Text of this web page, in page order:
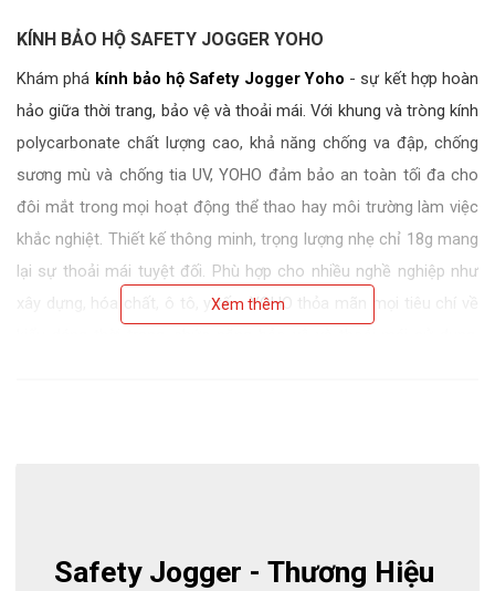
KÍNH BẢO HỘ SAFETY JOGGER YOHO
Khám phá kính bảo hộ Safety Jogger Yoho - sự kết hợp hoàn
hảo giữa thời trang, bảo vệ và thoải mái. Với khung và tròng kính
polycarbonate chất lượng cao, khả năng chống va đập, chống
sương mù và chống tia UV, YOHO đảm bảo an toàn tối đa cho
đôi mắt trong mọi hoạt động thể thao hay môi trường làm việc
khắc nghiệt. Thiết kế thông minh, trọng lượng nhẹ chỉ 18g mang
lại sự thoải mái tuyệt đối. Phù hợp cho nhiều nghề nghiệp như
xây dựng, hóa chất, ô tô, y tế,... YOHO thỏa mãn mọi tiêu chí về
Xem thêm
Safety Jogger - Thương Hiệu